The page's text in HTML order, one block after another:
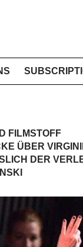
FILMSTOFF
ÜBER
DER